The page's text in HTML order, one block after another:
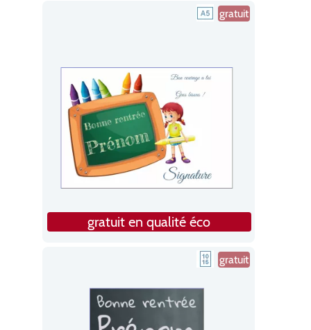
gratuit
gratuit en qualité éco
gratuit